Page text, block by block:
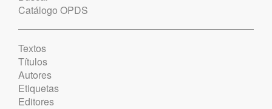
Catálogo OPDS
Textos
Títulos
Autores
Etiquetas
Editores